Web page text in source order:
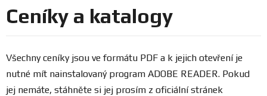
JEZDEC
Ceníky a katalogy
Všechny ceníky jsou ve formátu PDF a k jejich otevření je
nutné mít nainstalovaný program ADOBE READER. Pokud
jej nemáte, stáhněte si jej prosím z oficiální stránek